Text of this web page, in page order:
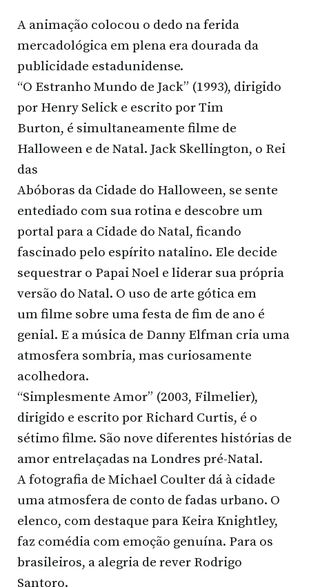
A animação colocou o dedo na ferida
mercadológica em plena era dourada da
publicidade estadunidense.
“O Estranho Mundo de Jack” (1993), dirigido
por Henry Selick e escrito por Tim
Burton, é simultaneamente filme de
Halloween e de Natal. Jack Skellington, o Rei
das
Abóboras da Cidade do Halloween, se sente
entediado com sua rotina e descobre um
portal para a Cidade do Natal, ficando
fascinado pelo espírito natalino. Ele decide
sequestrar o Papai Noel e liderar sua própria
versão do Natal. O uso de arte gótica em
um filme sobre uma festa de fim de ano é
genial. E a música de Danny Elfman cria uma
atmosfera sombria, mas curiosamente
acolhedora.
“Simplesmente Amor” (2003, Filmelier),
dirigido e escrito por Richard Curtis, é o
sétimo filme. São nove diferentes histórias de
amor entrelaçadas na Londres pré-Natal.
A fotografia de Michael Coulter dá à cidade
uma atmosfera de conto de fadas urbano. O
elenco, com destaque para Keira Knightley,
faz comédia com emoção genuína. Para os
brasileiros, a alegria de rever Rodrigo
Santoro.